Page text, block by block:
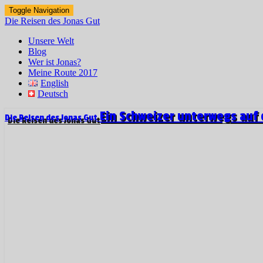
Toggle Navigation
Die Reisen des Jonas Gut
Unsere Welt
Blog
Wer ist Jonas?
Meine Route 2017
English
Deutsch
Die Reisen des Jonas Gut Ein Schweizer unterwegs auf